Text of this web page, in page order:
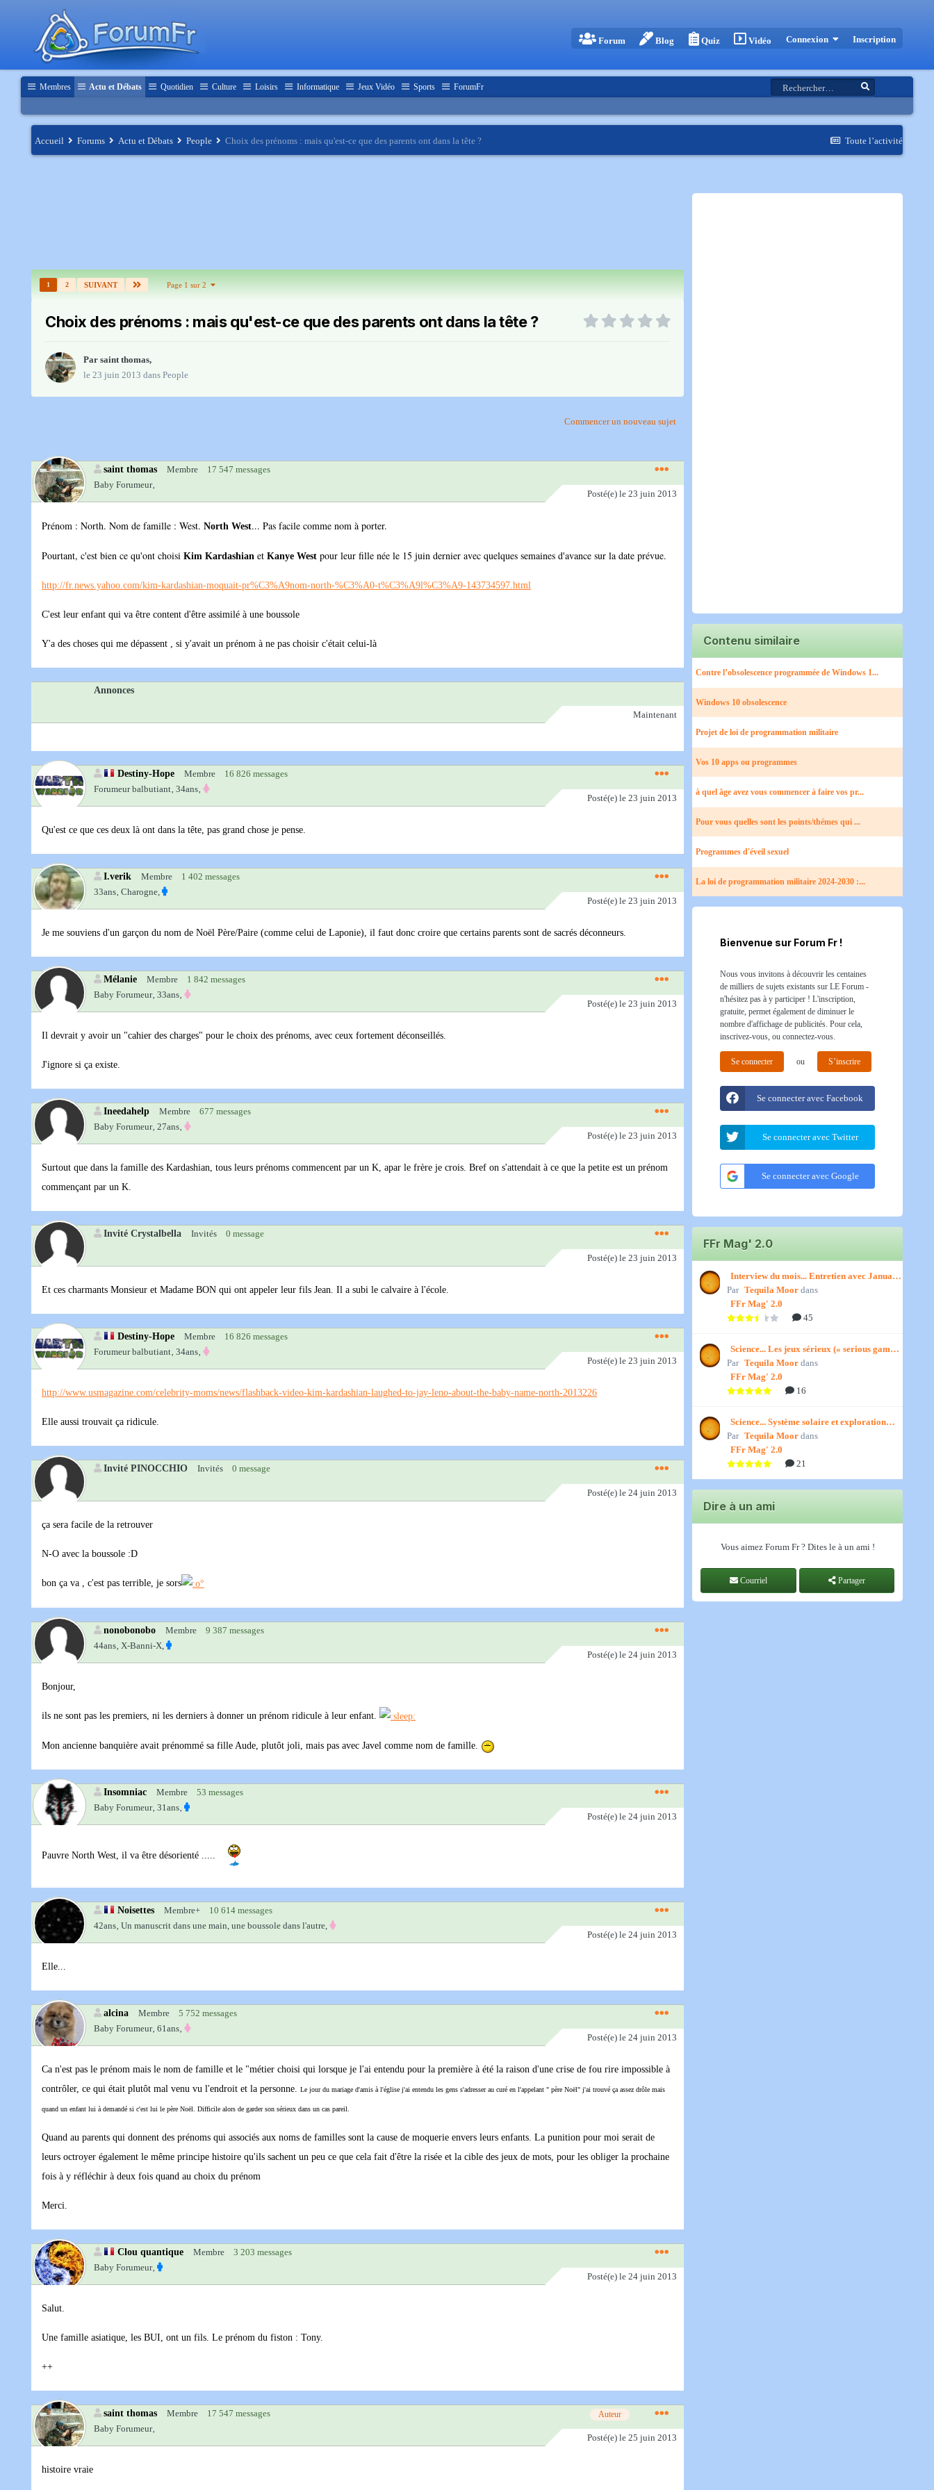
Forum Blog Quiz Vidéo Connexion Inscription
Membres Actu et Débats Quotidien Culture Loisirs Informatique Jeux Vidéo Sports ForumFr
Toute l’activité
Accueil Forums Actu et Débats People Choix des prénoms : mais qu'est-ce que des parents ont dans la tête ?
1 2 SUIVANT Page 1 sur 2
Choix des prénoms : mais qu'est-ce que des parents ont dans la tête ?
Par saint thomas,
le 23 juin 2013 dans People
Commencer un nouveau sujet
saint thomas Membre
17 547 messages
Baby Forumeur‚
Posté(e) le 23 juin 2013
Prénom : North. Nom de famille : West. North West... Pas facile comme nom à porter.
Pourtant, c'est bien ce qu'ont choisi Kim Kardashian et Kanye West pour leur fille née le 15 juin dernier avec quelques semaines d'avance sur la date prévue.
http://fr.news.yahoo.com/kim-kardashian-moquait-pr%C3%A9nom-north-%C3%A0-t%C3%A9l%C3%A9-143734597.html
C'est leur enfant qui va être content d'être assimilé à une boussole
Y'a des choses qui me dépassent , si y'avait un prénom à ne pas choisir c'était celui-là
Annonces
Maintenant
Destiny-Hope Membre
16 826 messages
Forumeur balbutiant‚ 34ans‚
Posté(e) le 23 juin 2013
Qu'est ce que ces deux là ont dans la tête, pas grand chose je pense.
I.verik Membre
1 402 messages
33ans‚ Charogne,
Posté(e) le 23 juin 2013
Je me souviens d'un garçon du nom de Noël Père/Paire (comme celui de Laponie), il faut donc croire que certains parents sont de sacrés déconneurs.
Mélanie Membre
1 842 messages
Baby Forumeur‚ 33ans‚
Posté(e) le 23 juin 2013
Il devrait y avoir un "cahier des charges" pour le choix des prénoms, avec ceux fortement déconseillés.
J'ignore si ça existe.
Ineedahelp Membre
677 messages
Baby Forumeur‚ 27ans‚
Posté(e) le 23 juin 2013
Surtout que dans la famille des Kardashian, tous leurs prénoms commencent par un K, apar le frère je crois. Bref on s'attendait à ce que la petite est un prénom
commençant par un K.
Invité Crystalbella Invités 0 message
Posté(e) le 23 juin 2013
Et ces charmants Monsieur et Madame BON qui ont appeler leur fils Jean. Il a subi le calvaire à l'école.
Destiny-Hope Membre
16 826 messages
Forumeur balbutiant‚ 34ans‚
Posté(e) le 23 juin 2013
http://www.usmagazine.com/celebrity-moms/news/flashback-video-kim-kardashian-laughed-to-jay-leno-about-the-baby-name-north-2013226
Elle aussi trouvait ça ridicule.
Invité PINOCCHIO Invités 0 message
Posté(e) le 24 juin 2013
ça sera facile de la retrouver
N-O avec la boussole :D
bon ça va , c'est pas terrible, je sors
nonobonobo Membre
9 387 messages
44ans‚ X-Banni-X,
Posté(e) le 24 juin 2013
Bonjour,
ils ne sont pas les premiers, ni les derniers à donner un prénom ridicule à leur enfant.
Mon ancienne banquière avait prénommé sa fille Aude, plutôt joli, mais pas avec Javel comme nom de famille.
Insomniac Membre
53 messages
Baby Forumeur‚ 31ans‚
Posté(e) le 24 juin 2013
Pauvre North West, il va être désorienté .....
Noisettes Membre+
10 614 messages
42ans‚ Un manuscrit dans une main, une boussole dans l'autre,
Posté(e) le 24 juin 2013
Elle...
alcina Membre
5 752 messages
Baby Forumeur‚ 61ans‚
Posté(e) le 24 juin 2013
Ca n'est pas le prénom mais le nom de famille et le "métier choisi qui lorsque je l'ai entendu pour la première à été la raison d'une crise de fou rire impossible à
contrôler, ce qui était plutôt mal venu vu l'endroit et la personne. Le jour du mariage d'amis à l'église j'ai entendu les gens s'adresser au curé en l'appelant " père Noël" j'ai trouvé ça assez drôle mais
quand un enfant lui à demandé si c'est lui le père Noël. Difficile alors de garder son sérieux dans un cas pareil.
Quand au parents qui donnent des prénoms qui associés aux noms de familles sont la cause de moquerie envers leurs enfants. La punition pour moi serait de
leurs octroyer également le même principe histoire qu'ils sachent un peu ce que cela fait d'être la risée et la cible des jeux de mots, pour les obliger la prochaine
fois à y réfléchir à deux fois quand au choix du prénom
Merci.
Clou quantique Membre
3 203 messages
Baby Forumeur‚
Posté(e) le 24 juin 2013
Salut.
Une famille asiatique, les BUI, ont un fils. Le prénom du fiston : Tony.
++
saint thomas Membre 17 547 messages Auteur
Baby Forumeur‚
Posté(e) le 25 juin 2013
histoire vraie
Contenu similaire
Contre l’obsolescence programmée de Windows 1...
Windows 10 obsolescence
Projet de loi de programmation militaire
Vos 10 apps ou programmes
à quel âge avez vous commencer à faire vos pr...
Pour vous quelles sont les points/thémes qui ...
Programmes d'éveil sexuel
La loi de programmation militaire 2024-2030 :...
Bienvenue sur Forum Fr !
Nous vous invitons à découvrir les centaines
de milliers de sujets existants sur LE Forum -
n'hésitez pas à y participer ! L'inscription,
gratuite, permet également de diminuer le
nombre d'affichage de publicités. Pour cela,
inscrivez-vous, ou connectez-vous.
Se connecter ou S’inscrire
Se connecter avec Facebook
Se connecter avec Twitter
Se connecter avec Google
FFr Mag' 2.0
Interview du mois... Entretien avec January,
par Titenath
Par Tequila Moor dans
FFr Mag' 2.0
45
Science... Les jeux sérieux (« serious games
») par Jedino
Par Tequila Moor dans
FFr Mag' 2.0
16
Science... Système solaire et exploration
spatiale, par Jedino
Par Tequila Moor dans
FFr Mag' 2.0
21
Dire à un ami
Vous aimez Forum Fr ? Dites le à un ami !
Courriel Partager